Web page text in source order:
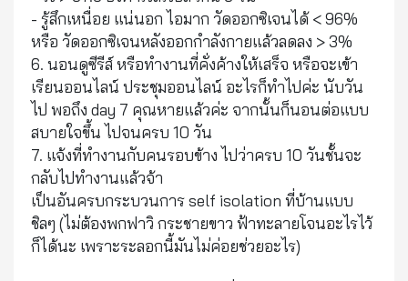
- รู้สึกเหนื่อย แน่นอก ไอมาก วัดออกซิเจนได้ < 96%
หรือ วัดออกซิเจนหลังออกกำลังกายแล้วลดลง > 3%
6. นอนดูซีรีส์ หรือทำงานที่คั่งค้างให้เสร็จ หรือจะเข้า
เรียนออนไลน์ ประชุมออนไลน์ อะไรก็ทำไปค่ะ นับวัน
ไป พอถึง day 7 คุณหายแล้วค่ะ จากนั้นก็นอนต่อแบบ
สบายใจขึ้น ไปจนครบ 10 วัน
7. แจ้งที่ทำงานกับคนรอบข้าง ไปว่าครบ 10 วันชั้นจะ
กลับไปทำงานแล้วจ้า
เป็นอันครบกระบวนการ self isolation ที่บ้านแบบ
ชิลๆ (ไม่ต้องพกฟาวิ กระชายขาว ฟ้าทะลายโจนอะไรไว้
ก็ได้นะ เพราะระลอกนี้มันไม่ค่อยช่วยอะไร)